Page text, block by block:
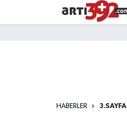
HABERLER 3.SAYFA